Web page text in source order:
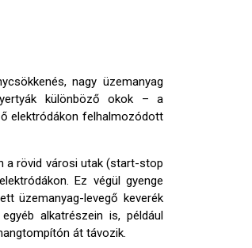
nagy üzemanyag
különböző okok – a
elektródákon felhalmozódott
a rövid városi utak (start-stop
Ez végül gyenge
üzemanyag-levegő keverék
alkatrészein is, például
át távozik.